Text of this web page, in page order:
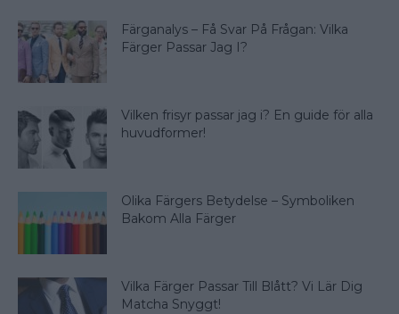
Färganalys – Få Svar På Frågan: Vilka
Färger Passar Jag I?
Vilken frisyr passar jag i? En guide för alla
huvudformer!
Olika Färgers Betydelse – Symboliken
Bakom Alla Färger
Vilka Färger Passar Till Blått? Vi Lär Dig
Matcha Snyggt!